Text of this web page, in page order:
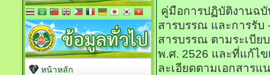
คู่มือการปฏิบัติงานฉ
สารบรรณ และการรับ
สารบรรณ ตามระเบีย
พ.ศ. 2526 และที่แก้ไ
ละเอียดตามเอกสารแ
หน้าหลัก